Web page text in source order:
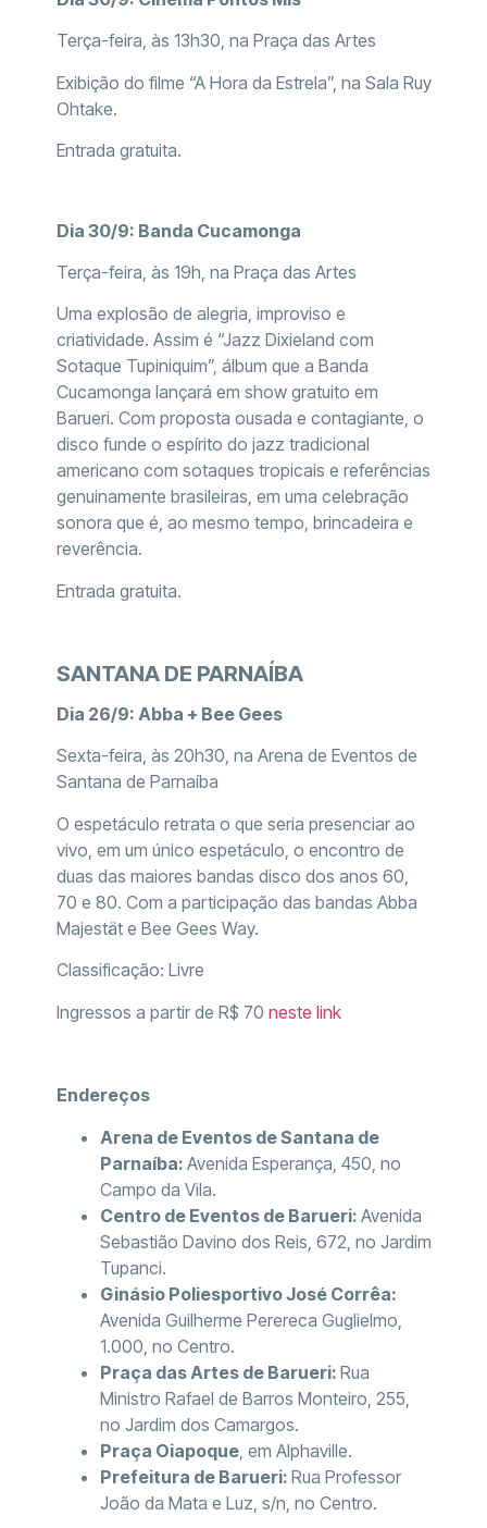
Terça-feira, às 13h30, na Praça das Artes
Exibição do filme “A Hora da Estrela”, na Sala Ruy
Ohtake.
Entrada gratuita.
Dia 30/9: Banda Cucamonga
Terça-feira, às 19h, na Praça das Artes
Uma explosão de alegria, improviso e
criatividade. Assim é “Jazz Dixieland com
Sotaque Tupiniquim”, álbum que a Banda
Cucamonga lançará em show gratuito em
Barueri. Com proposta ousada e contagiante, o
disco funde o espírito do jazz tradicional
americano com sotaques tropicais e referências
genuinamente brasileiras, em uma celebração
sonora que é, ao mesmo tempo, brincadeira e
reverência.
Entrada gratuita.
SANTANA DE PARNAÍBA
Dia 26/9: Abba + Bee Gees
Sexta-feira, às 20h30, na Arena de Eventos de
Santana de Parnaíba
O espetáculo retrata o que seria presenciar ao
vivo, em um único espetáculo, o encontro de
duas das maiores bandas disco dos anos 60,
70 e 80. Com a participação das bandas Abba
Majestät e Bee Gees Way.
Classificação: Livre
Ingressos a partir de R$ 70 neste link
Endereços
Arena de Eventos de Santana de
Parnaíba: Avenida Esperança, 450, no
Campo da Vila.
Centro de Eventos de Barueri: Avenida
Sebastião Davino dos Reis, 672, no Jardim
Tupanci.
Ginásio Poliesportivo José Corrêa:
Avenida Guilherme Perereca Guglielmo,
1.000, no Centro.
Praça das Artes de Barueri: Rua
Ministro Rafael de Barros Monteiro, 255,
no Jardim dos Camargos.
Praça Oiapoque, em Alphaville.
Prefeitura de Barueri: Rua Professor
João da Mata e Luz, s/n, no Centro.